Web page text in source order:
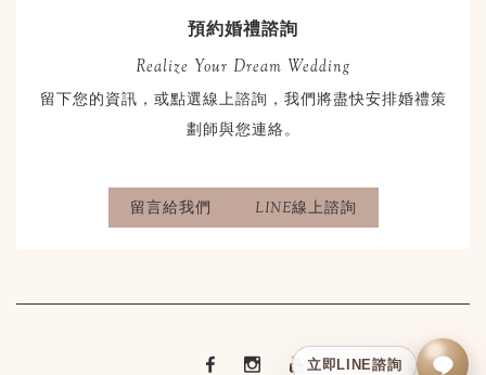
預約婚禮諮詢
Realize Your Dream Wedding
留下您的資訊，或點選線上諮詢，我們將盡快安排婚禮策
劃師與您連絡。
留言給我們 LINE線上諮詢
立即LINE諮詢